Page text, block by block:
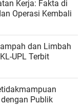
Kerja: Fakta di
Operasi Kembali
dan Limbah
UPL Terbit
Publik